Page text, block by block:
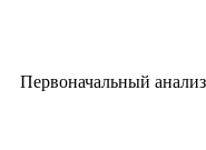
Первоначальный